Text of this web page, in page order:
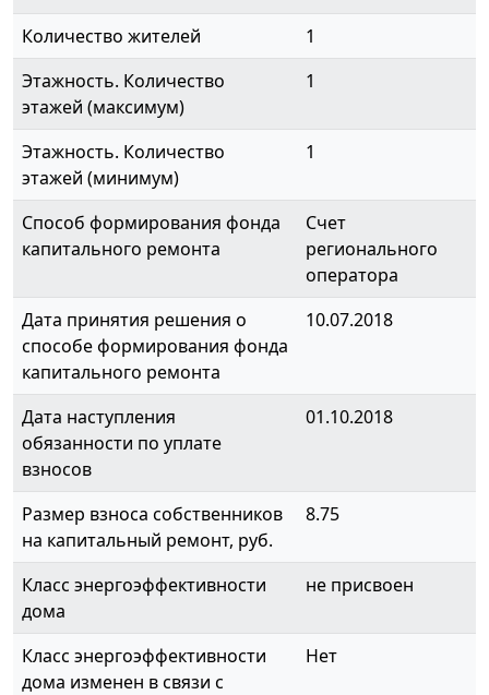
Количество жителей
1
Этажность. Количество
этажей (максимум)
1
Этажность. Количество
этажей (минимум)
1
Способ формирования фонда
капитального ремонта
Счет
регионального
оператора
Дата принятия решения о
способе формирования фонда
капитального ремонта
10.07.2018
Дата наступления
обязанности по уплате
взносов
01.10.2018
Размер взноса собственников
на капитальный ремонт, руб.
8.75
Класс энергоэффективности
дома
не присвоен
Класс энергоэффективности
дома изменен в связи с
Нет